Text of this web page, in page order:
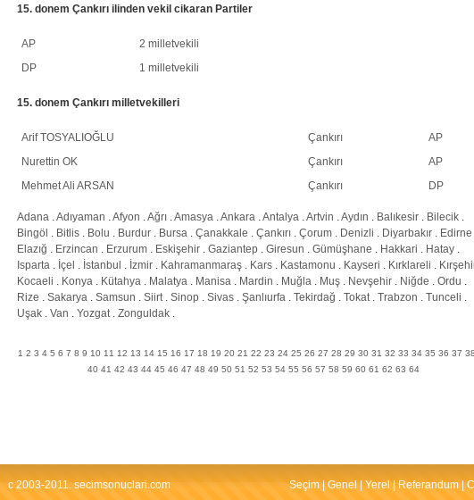
15. donem Çankırı ilinden vekil cikaran Partiler
AP
2 milletvekili
DP
1 milletvekili
15. donem Çankırı milletvekilleri
Arif TOSYALIOĞLU Çankırı
AP
Nurettin OK
Çankırı
AP
Mehmet Ali ARSAN
Çankırı DP
Adana .Adıyaman .Afyon .Ağrı .Amasya .Ankara .Antalya .Artvin .Aydın . Balıkesir . Bilecik .
Bingöl . Bitlis . Bolu . Burdur . Bursa . Çanakkale . Çankırı . Çorum . Denizli . Diyarbakır . Edirne
Elazığ . Erzincan . Erzurum . Eskişehir . Gaziantep . Giresun . Gümüşhane . Hakkari . Hatay .
Isparta . İçel . İstanbul . İzmir . Kahramanmaraş . Kars . Kastamonu . Kayseri . Kırklareli .
Kocaeli . Konya . Kütahya . Malatya . Manisa . Mardin . Muğla . Muş . Nevşehir . Niğde . Ordu .
Rize . Sakarya . Samsun . Siirt. Sinop . Sivas . Şanlıurfa . Tekirdağ . Tokat. Trabzon . Tunceli .
Uşak . Van . Yozgat. Zonguldak .
1 2 3 4 5 6 7 8 9 10 11 12 13 14 15 16 17 18 19 20 21 22 23 24 25 26 27 28 29 30 31 32 33 34 35 36 37 38
40 41 42 43 44 45 46 47 48 49 50 51 52 53 54 55 56 57 58 59 60 61 62 63 64
c 2003-2011. secimsonuclari.com Seçim Genel Yerel Referandum